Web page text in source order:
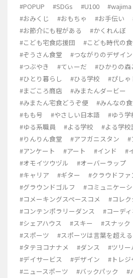
#POPUP
#SDGs #U100 #wajima
#おみくじ
#おもちゃ #お手伝い
#お節介にも程がある
#かくれんぼ
#こども宅食応援団
#こども時代の
#ぞうさん食堂
#つながりのデザイン
#つぶやき
#てぃーだ
#ひかりの森
#ひとり暮らし
#ひる学校 #ぴしゃ
#まごころ商店
#みまたんダービー
#みまたん宅食どうぞ便
#みんなの
#もも号
#やさしい日本語 #ゆう学
#ゆる系職員
#よる学校
#よる学校
#りんりん食堂
#アフガニスタン
#
#アンケート
#アート #インド
#
#オモイツウヅル
#オーバーラップ
#キャリア
#ギター
#クラウドファ
#グラウンドゴルフ
#コミュニケー
#コメーキングスペースコメ
#コレ
#コンテンポラリーダンス
#コーデ
#シェアハウス
#スキー #スナック
#スポーツ
#スポーツは言葉を超える
#タテヨコナナメ
#ダンス
#ツリー
#デイサービス
#デザイン
#トレジ
#ニュースポーツ
#バックパック
#